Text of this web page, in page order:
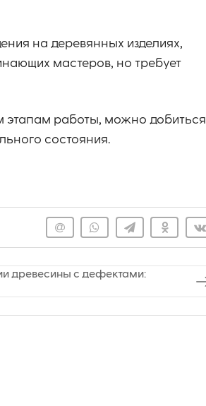
на деревянных изделиях,
мастеров, но требует
этапам работы, можно добиться
состояния.
древесины с дефектами: